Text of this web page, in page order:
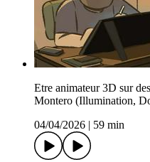
Etre animateur 3D sur
Montero (Illumination,
04/04/2026
59 min